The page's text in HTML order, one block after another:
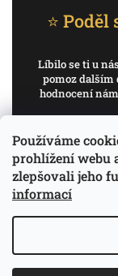
Používáme
prohlížení webu
zlepšovali jeho
informací
⭐
Líbilo se ti u
pomoz dalším
hodnocení